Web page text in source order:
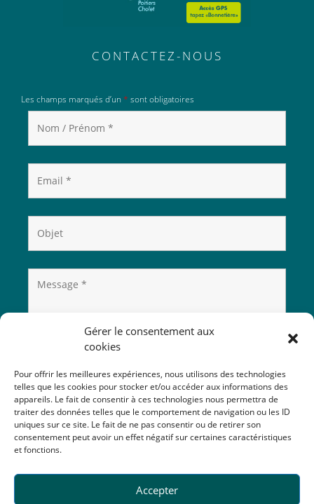
Gérer le consentement aux
cookies
Pour offrir les meilleures expériences, nous utilisons des technologies
telles que les cookies pour stocker et/ou accéder aux informations des
appareils. Le fait de consentir à ces technologies nous permettra de
traiter des données telles que le comportement de navigation ou les ID
uniques sur ce site. Le fait de ne pas consentir ou de retirer son
consentement peut avoir un effet négatif sur certaines caractéristiques
et fonctions.
Accepter
CONTACTEZ-NOUS
Les champs marqués d’un * sont obligatoires